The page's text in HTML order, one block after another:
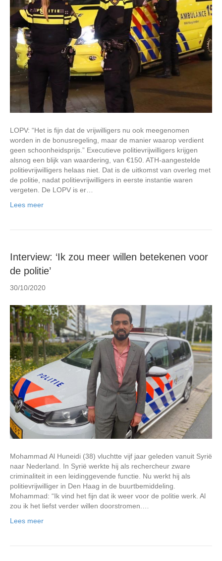
LOPV: “Het is fijn dat de vrijwilligers nu ook meegenomen
worden in de bonusregeling, maar de manier waarop verdient
geen schoonheidsprijs.” Executieve politievrijwilligers krijgen
alsnog een blijk van waardering, van €150. ATH-aangestelde
politievrijwilligers helaas niet. Dat is de uitkomst van overleg met
de politie, nadat politievrijwilligers in eerste instantie waren
vergeten. De LOPV is er…
Lees meer
Interview: ‘Ik zou meer willen betekenen voor
de politie’
30/10/2020
Mohammad Al Huneidi (38) vluchtte vijf jaar geleden vanuit Syrië
naar Nederland. In Syrië werkte hij als rechercheur zware
criminaliteit in een leidinggevende functie. Nu werkt hij als
politievrijwilliger in Den Haag in de buurtbemiddeling.
Mohammad: “Ik vind het fijn dat ik weer voor de politie werk. Al
zou ik het liefst verder willen doorstromen.…
Lees meer